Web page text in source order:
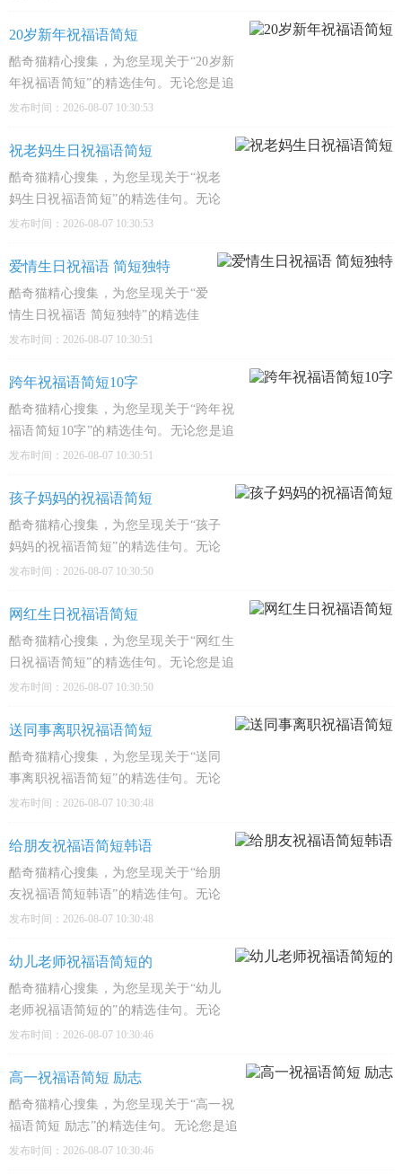
陪伴您的每一个精彩瞬间。1、这杯酒下
肚，烦恼全跑路，愿你越喝越年轻，越
20岁新年祝福语简短
酷奇猫精心搜集，为您呈现关于“20岁新
年祝福语简短”的精选佳句。无论您是追
寻心灵慰藉、感悟人生哲理，还是深入文
陪伴您的每一个精彩瞬间。1、二十岁
啦，愿你的新岁像奶茶一样甜，烦恼像
发布时间：2026-08-07 10:30:53
祝老妈生日祝福语简短
酷奇猫精心搜集，为您呈现关于“祝老
妈生日祝福语简短”的精选佳句。无论
您是追寻心灵慰藉、感悟人生哲理，还
经典之作，陪伴您的每一个精彩瞬间。
1、老妈生日到，愿你皱纹少几条，笑
容多几道，
发布时间：2026-08-07 10:30:53
爱情生日祝福语 简短独特
酷奇猫精心搜集，为您呈现关于“爱
情生日祝福语 简短独特”的精选佳
句。无论您是追寻心灵慰藉、感悟
里都有触动心弦的经典之作，陪伴
您的每一个精彩瞬间。1、今日你生
辰，我愿做你蛋糕上的那颗樱
发布时间：2026-08-07 10:30:51
跨年祝福语简短10字
酷奇猫精心搜集，为您呈现关于“跨年祝
福语简短10字”的精选佳句。无论您是追
寻心灵慰藉、感悟人生哲理，还是深入文
陪伴您的每一个精彩瞬间。1、旧岁清
零，新欢管够，冲鸭。2、跨年别熬夜，
除
发布时间：2026-08-07 10:30:51
孩子妈妈的祝福语简短
酷奇猫精心搜集，为您呈现关于“孩子
妈妈的祝福语简短”的精选佳句。无论
您是追寻心灵慰藉、感悟人生哲理，还
经典之作，陪伴您的每一个精彩瞬间。
1、宝贝，你一笑妈妈的心就化了，愿
你每天都
发布时间：2026-08-07 10:30:50
网红生日祝福语简短
酷奇猫精心搜集，为您呈现关于“网红生
日祝福语简短”的精选佳句。无论您是追
寻心灵慰藉、感悟人生哲理，还是深入文
陪伴您的每一个精彩瞬间。1、生日快
乐，愿你今天的美貌和流量一样，蹭蹭
发布时间：2026-08-07 10:30:50
送同事离职祝福语简短
酷奇猫精心搜集，为您呈现关于“送同
事离职祝福语简短”的精选佳句。无论
您是追寻心灵慰藉、感悟人生哲理，还
经典之作，陪伴您的每一个精彩瞬间。
1、愿你新工作摸鱼不挨批，加薪快过
闪电，摸
发布时间：2026-08-07 10:30:48
给朋友祝福语简短韩语
酷奇猫精心搜集，为您呈现关于“给朋
友祝福语简短韩语”的精选佳句。无论
您是追寻心灵慰藉、感悟人生哲理，还
经典之作，陪伴您的每一个精彩瞬间。
1、친구야, 오늘도 웃음꽃이 활짝 피길
发布时间：2026-08-07 10:30:48
幼儿老师祝福语简短的
酷奇猫精心搜集，为您呈现关于“幼儿
老师祝福语简短的”的精选佳句。无论
您是追寻心灵慰藉、感悟人生哲理，还
经典之作，陪伴您的每一个精彩瞬间。
1、亲爱的老师，你的魔法口袋总藏着
糖和故
发布时间：2026-08-07 10:30:46
高一祝福语简短 励志
酷奇猫精心搜集，为您呈现关于“高一祝
福语简短 励志”的精选佳句。无论您是追
寻心灵慰藉、感悟人生哲理，还是深入
发布时间：2026-08-07 10:30:46